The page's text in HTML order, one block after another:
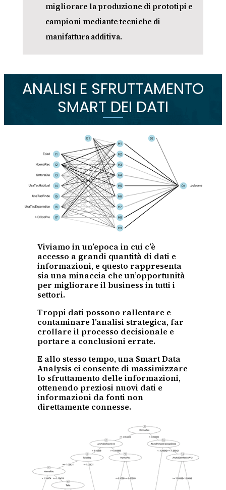
migliorare la produzione di prototipi e
campioni mediante tecniche di
manifattura additiva.
ANALISI E SFRUTTAMENTO
SMART DEI DATI
Viviamo in un’epoca in cui c’è
accesso a grandi quantità di dati e
informazioni, e questo rappresenta
sia una minaccia che un’opportunità
per migliorare il business in tutti i
settori.
Troppi dati possono rallentare e
contaminare l’analisi strategica, far
crollare il processo decisionale e
portare a conclusioni errate.
E allo stesso tempo, una Smart Data
Analysis ci consente di massimizzare
lo sfruttamento delle informazioni,
ottenendo preziosi nuovi dati e
informazioni da fonti non
direttamente connesse.